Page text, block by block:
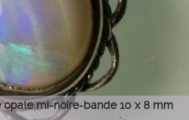
mi-noire-bande 10 x 8 mm